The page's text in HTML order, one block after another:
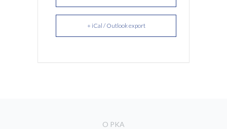
+ iCal / Outlook export
O PKA